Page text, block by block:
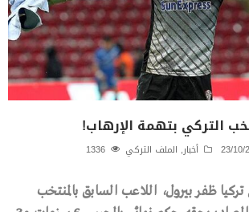
التركي بتهمة الإرهاب!
23/10/ أخبار, الملف التركي
ظفر بيرول، اللاعب السابق بالمنتخب